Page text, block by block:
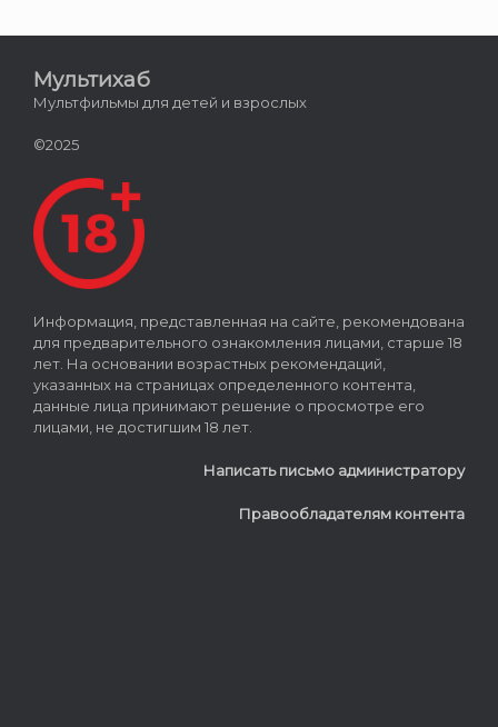
Мультихаб
Мультфильмы для детей и взрослых
©2025
Информация, представленная на сайте, рекомендована
для предварительного ознакомления лицами, старше 18
лет. На основании возрастных рекомендаций,
указанных на страницах определенного контента,
данные лица принимают решение о просмотре его
лицами, не достигшим 18 лет.
Написать письмо администратору
Правообладателям контента